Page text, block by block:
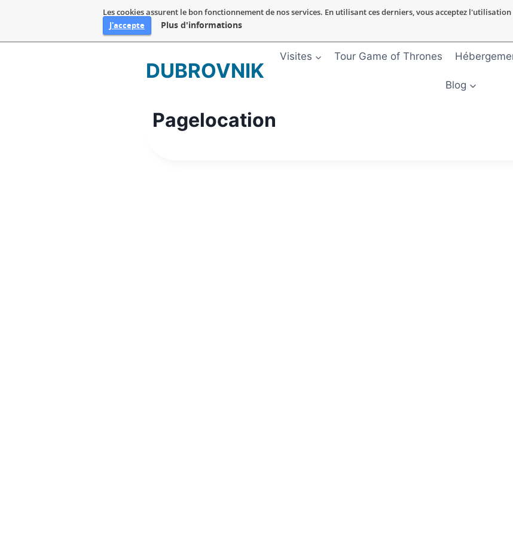
Les cookies assurent le bon fonctionnement de nos services. En utilisant ces derniers, vous acceptez l'utilisation
J'accepte
Plus d'informations
DUBROVNIK
Visites Tour Game of Thrones
Blog
Pagelocation